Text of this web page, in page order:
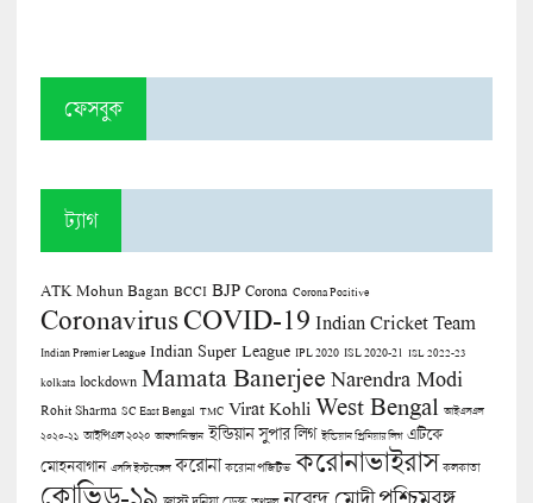
ফেসবুক
ট্যাগ
ATK Mohun Bagan BCCI BJP Corona Corona Positive
CoronavirusCOVID-19 Indian Cricket Team
Indian Premier League Indian Super League IPL 2020 ISL 2020-21 ISL 2022-23
kolkata lockdown Mamata Banerjee Narendra Modi
Rohit Sharma SC East Bengal TMC Virat Kohli West Bengal আইএসএল
২০২০-২১ আইপিএল ২০২০ আফগানিস্তান ইন্ডিয়ান সুপার লিগ ইন্ডিয়ান প্রিমিয়ার লিগ এটিকে
মোহনবাগান এসসি ইস্টবেঙ্গল করোনা করোনা পজিটিভ করোনাভাইরাস কলকাতা
কোভিড-১৯